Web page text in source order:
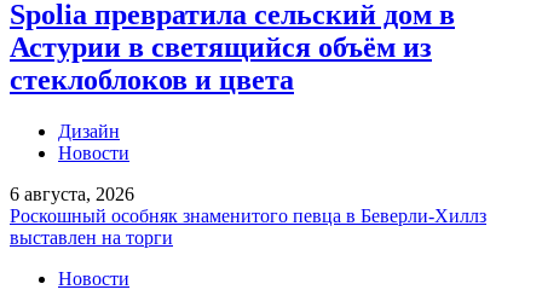
Spolia превратила сельский дом в
Астурии в светящийся объём из
стеклоблоков и цвета
Дизайн
Новости
6 августа, 2026
Роскошный особняк знаменитого певца в Беверли-Хиллз
выставлен на торги
Новости